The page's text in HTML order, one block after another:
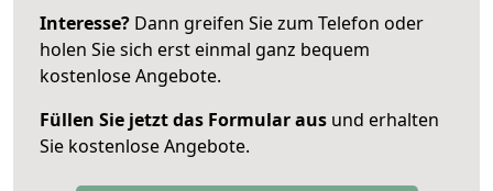
Interesse? Dann greifen Sie zum Telefon oder
holen Sie sich erst einmal ganz bequem
kostenlose Angebote.
Füllen Sie jetzt das Formular aus und erhalten
Sie kostenlose Angebote.